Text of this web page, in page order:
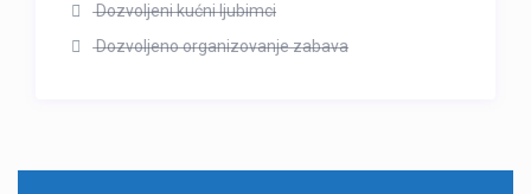
Dozvoljeni kućni ljubimci
Dozvoljeno organizovanje zabava